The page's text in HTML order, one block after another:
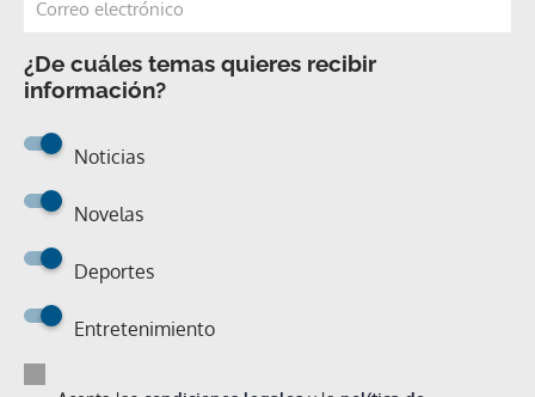
¿De cuáles temas quieres recibir
información?
Noticias
Novelas
Deportes
Entretenimiento